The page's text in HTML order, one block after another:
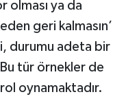
olması ya da
geri kalmasın’
durumu adeta bir
tür örnekler de
oynamaktadır.